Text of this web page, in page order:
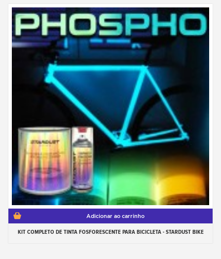
Adicionar ao carrinho
KIT COMPLETO DE TINTA FOSFORESCENTE PARA BICICLETA - STARDUST BIKE